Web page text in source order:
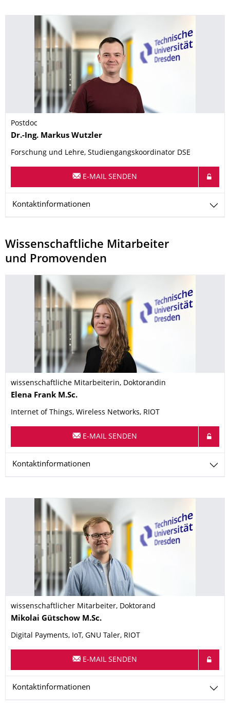
Postdoc
Name
Dr.-Ing. Markus Wutzler
Forschung und Lehre, Studiengangskoordinator DSE
E-MAIL SENDEN
Kontaktinformationen
Wissenschaftliche Mitarbeiter
und Promovenden
wissenschaftliche Mitarbeiterin, Doktorandin
Name
Elena Frank M.Sc.
Internet of Things, Wireless Networks, RIOT
E-MAIL SENDEN
Kontaktinformationen
wissenschaftlicher Mitarbeiter, Doktorand
Name
Mikolai Gütschow M.Sc.
Digital Payments, IoT, GNU Taler, RIOT
E-MAIL SENDEN
Kontaktinformationen